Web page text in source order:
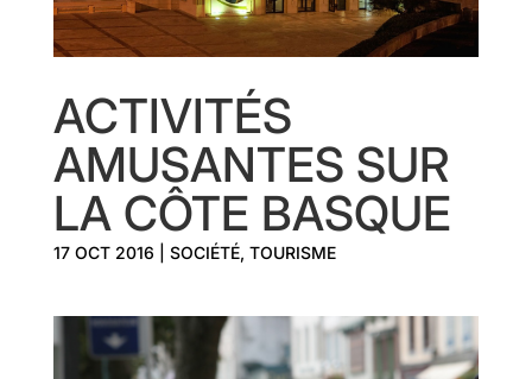
ACTIVITÉS
AMUSANTES SUR
LA CÔTE BASQUE
17 OCT 2016 SOCIÉTÉ, TOURISME